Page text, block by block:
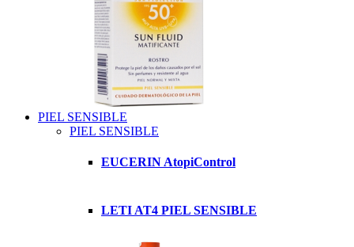
PIEL SENSIBLE
PIEL SENSIBLE
EUCERIN AtopiControl
LETI AT4 PIEL SENSIBLE